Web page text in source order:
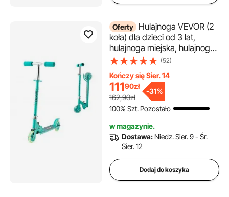
Oferty Hulajnoga VEVOR (2
koła) dla dzieci od 3 lat,
hulajnoga miejska, hulajnoga
dziecięca ze świecącymi
wysokością kierownicy,
antypoślizgową platformą i
składaną ramą, hulajnoga do
50 kg, kolor zielony
(52)
Kończy się Sier. 14
11190zł
162,90zł
-31%
100% Szt. Pozostało
w magazynie.
Dostawa: Niedz. Sier. 9 - Śr.
Sier. 12
Dodaj do koszyka